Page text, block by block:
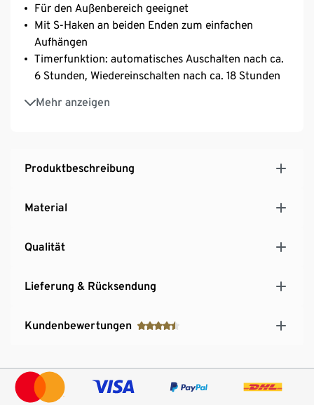
Für den Außenbereich geeignet
Mit S-Haken an beiden Enden zum einfachen
Aufhängen
Timerfunktion: automatisches Auschalten nach ca.
6 Stunden, Wiedereinschalten nach ca. 18 Stunden
Mehr anzeigen
Gesamtlänge ca. 270 cm inkl. Aufhängeschlaufe
Lichtfarbe warmweiß
Produktbeschreibung
Material
Qualität
Lieferung & Rücksendung
Kundenbewertungen